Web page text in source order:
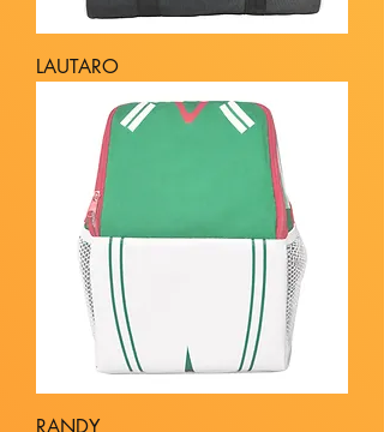
LAUTARO
RANDY